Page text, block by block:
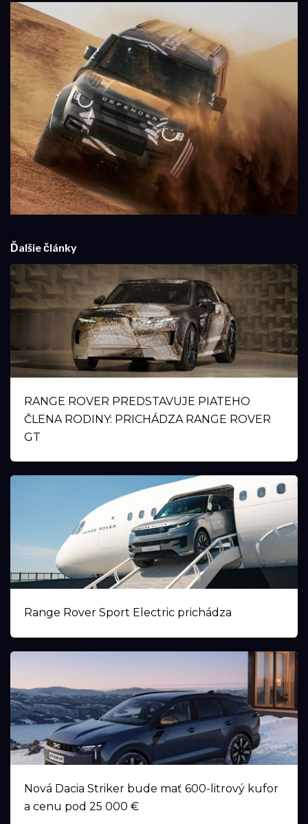
Ďalšie články
RANGE ROVER PREDSTAVUJE PIATEHO
ČLENA RODINY: PRICHÁDZA RANGE ROVER
GT
Range Rover Sport Electric prichádza
Nová Dacia Striker bude mať 600-litrový kufor
a cenu pod 25 000 €